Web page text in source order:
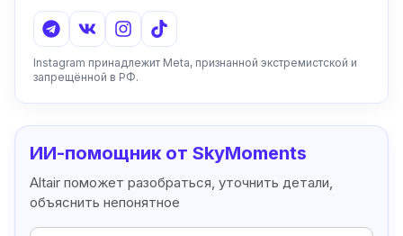
Instagram принадлежит Meta, признанной экстремистской и
запрещённой в РФ.
ИИ-помощник от SkyMoments
Altair поможет разобраться, уточнить детали,
объяснить непонятное